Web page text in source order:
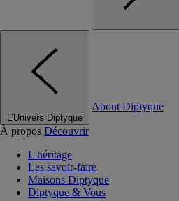
L’Univers Diptyque
About Diptyque
À propos Découvrir
L'héritage
Les savoir-faire
Maisons Diptyque
Diptyque & Vous